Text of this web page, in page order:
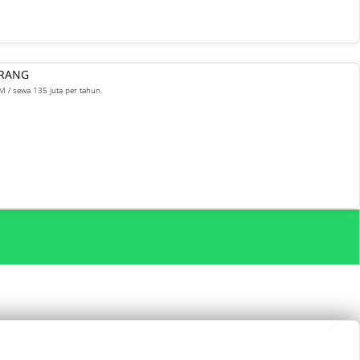
/ sewa 135 juta per tahun.